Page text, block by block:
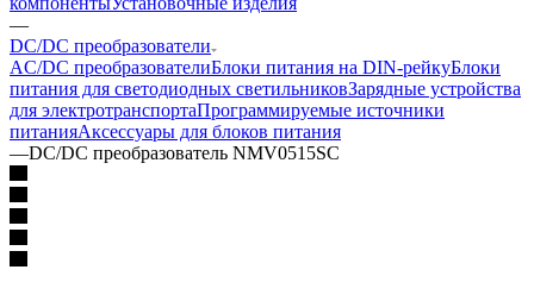
—
DC/DC преобразователи
AC/DC преобразователиБлоки питания на DIN-рейкуБлоки
питания для светодиодных светильниковЗарядные устройства
для электротранспортаПрограммируемые источники
питанияАксессуары для блоков питания
—DC/DC преобразователь NMV0515SC